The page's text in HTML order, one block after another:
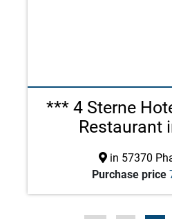
*** 4 Sterne
Restaurant
in 57370
Purchase price